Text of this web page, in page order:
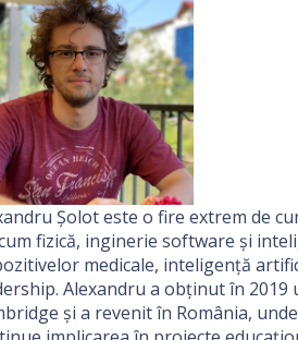
Șolot este o fire extrem de
fizică, inginerie software și
medicale, inteligență
Alexandru a obținut în
și a revenit în România,